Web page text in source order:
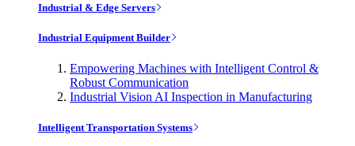
Industrial & Edge Servers
Industrial Equipment Builder
Empowering Machines with Intelligent Control &
Robust Communication
Industrial Vision AI Inspection in Manufacturing
Intelligent Transportation Systems